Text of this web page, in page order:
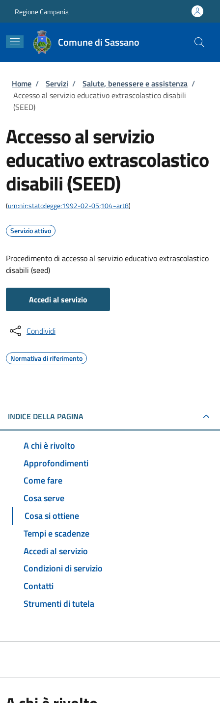
Regione Campania
Comune di Sassano
Briciole di pane
Home / Servizi / Salute, benessere e assistenza /
Accesso al servizio educativo extrascolastico disabili
(SEED)
Accesso al servizio
educativo extrascolastico
disabili (SEED)
(urn:nir:stato:legge:1992-02-05;104~art8)
Servizio attivo
Procedimento di accesso al servizio educativo extrascolastico
disabili (seed)
Accedi al servizio
Condividi
Normativa di riferimento
INDICE DELLA PAGINA
A chi è rivolto
Approfondimenti
Come fare
Cosa serve
Cosa si ottiene
Tempi e scadenze
Accedi al servizio
Condizioni di servizio
Contatti
Strumenti di tutela